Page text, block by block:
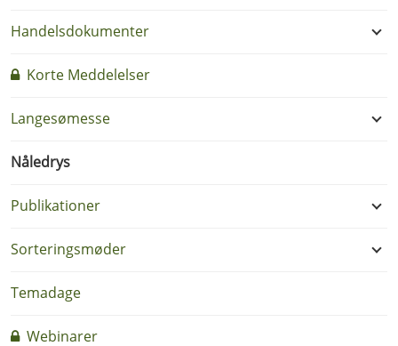
Handelsdokumenter
Korte Meddelelser
Langesømesse
Nåledrys
Publikationer
Sorteringsmøder
Temadage
Webinarer